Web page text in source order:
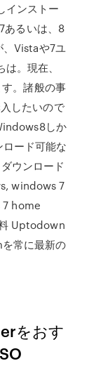
インストー
あるいは、8
、Vistaや7ユ
。現在、
。諸般の事
したいので
しか
ード可能な
ウンロード
windows 7
home
Uptodown
常に最新の
をおす